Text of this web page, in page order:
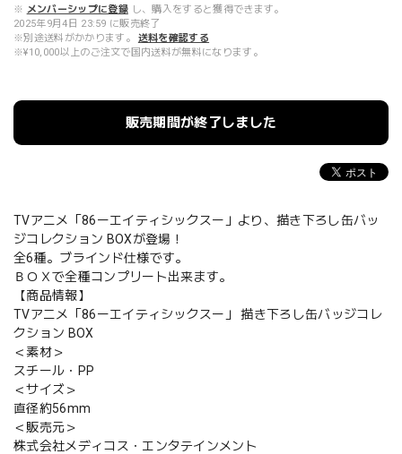
※ メンバーシップに登録 し、購入をすると獲得できます。
2025年9月4日 23:59 に販売終了
※別途送料がかかります。
送料を確認する
※¥10,000以上のご注文で国内送料が無料になります。
販売期間が終了しました
TVアニメ「86ーエイティシックスー」より、描き下ろし缶バッ
ジコレクション BOXが登場！
全6種。ブラインド仕様です。
ＢＯＸで全種コンプリート出来ます。
【商品情報】
TVアニメ「86ーエイティシックスー」 描き下ろし缶バッジコレ
クション BOX
＜素材＞
スチール・PP
＜サイズ＞
直径約56mm
＜販売元＞
株式会社メディコス・エンタテインメント